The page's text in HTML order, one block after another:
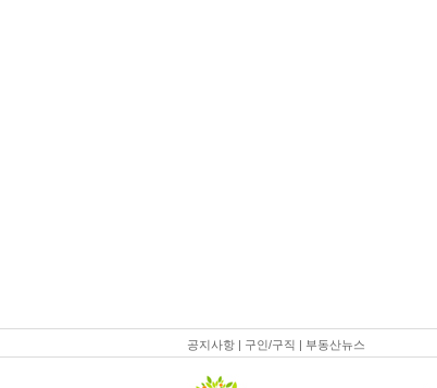
공지사항 구인/구직 부동산뉴스